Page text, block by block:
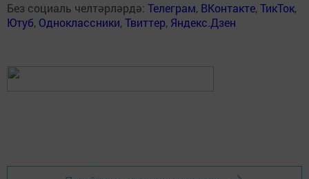
Без социаль челтәрләрдә: Телеграм, ВКонтакте,ТикТок,
Ютуб, Одноклассники,Твиттер, Яндекс.Дзен